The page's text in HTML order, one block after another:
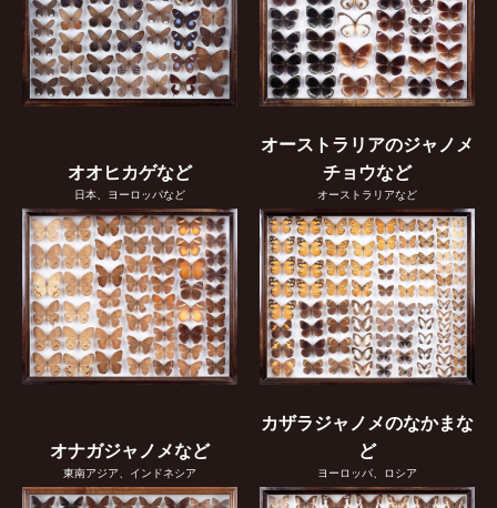
オオヒカゲなど
日本、ヨーロッパなど
オーストラリアのジャノメ
チョウなど
オーストラリアなど
オナガジャノメなど
東南アジア、インドネシア
カザラジャノメのなかまな
ど
ヨーロッパ、ロシア